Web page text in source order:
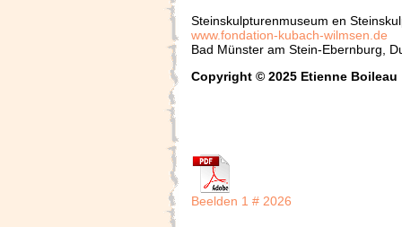
Steinskulpturenmuseum en
www.fondation-kubach-wilmsen.de
Bad Münster am Stein-Ebernburg,
Copyright © 2025 Etienne Boileau
Beelden 1 # 2026